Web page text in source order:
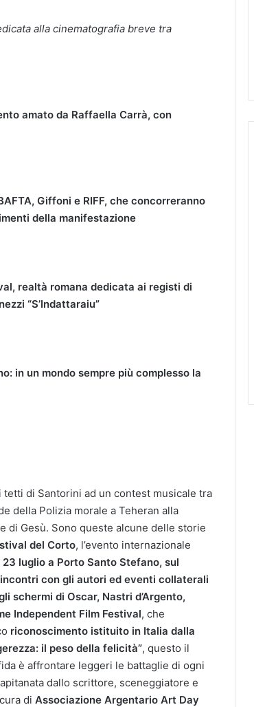
alla cinematografia breve tra
amato da Raffaella Carrà, con
Giffoni e RIFF, che concorreranno
della manifestazione
realtà romana dedicata ai registi di
“S’Indattaraiu”
in un mondo sempre più complesso la
tetti di Santorini ad un contest musicale tra
della Polizia morale a Teheran alla
di Gesù. Sono queste alcune delle storie
del Corto, l’evento internazionale
23 luglio a Porto Santo Stefano, sul
con gli autori ed eventi collaterali
schermi di Oscar, Nastri d’Argento,
Independent Film Festival, che
riconoscimento istituito in Italia dalla
il peso della felicità”, questo il
è affrontare leggeri le battaglie di ogni
dallo scrittore, sceneggiatore e
di Associazione Argentario Art Day